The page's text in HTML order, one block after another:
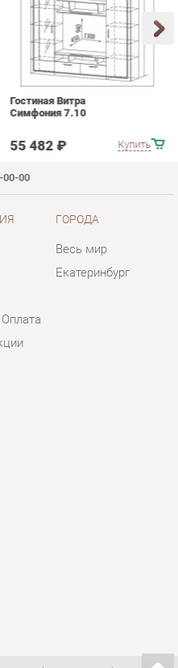
Купить
Гостиная Витра
Симфония 7.10
55 482 ₽
00
Весь мир
мебель Екатеринбург